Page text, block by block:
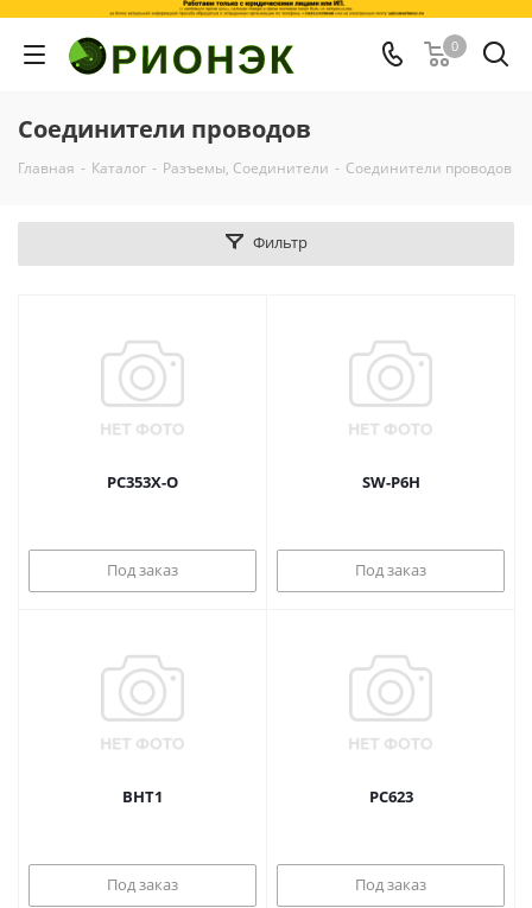
0
Соединители проводов
Главная - Каталог - Разъемы, Соединители - Соединители проводов
Фильтр
PC353X-O
Под заказ
SW-P6H
Под заказ
BHT1
Под заказ
PC623
Под заказ